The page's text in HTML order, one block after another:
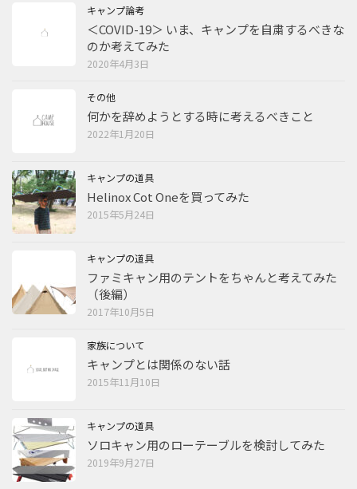
キャンプ論考
＜COVID-19＞ いま、キャンプを自粛するべきな
のか考えてみた
2020年4月3日
その他
何かを辞めようとする時に考えるべきこと
2022年1月20日
キャンプの道具
Helinox Cot Oneを買ってみた
2015年5月24日
キャンプの道具
ファミキャン用のテントをちゃんと考えてみた
（後編）
2017年10月5日
家族について
キャンプとは関係のない話
2015年11月10日
キャンプの道具
ソロキャン用のローテーブルを検討してみた
2019年9月27日